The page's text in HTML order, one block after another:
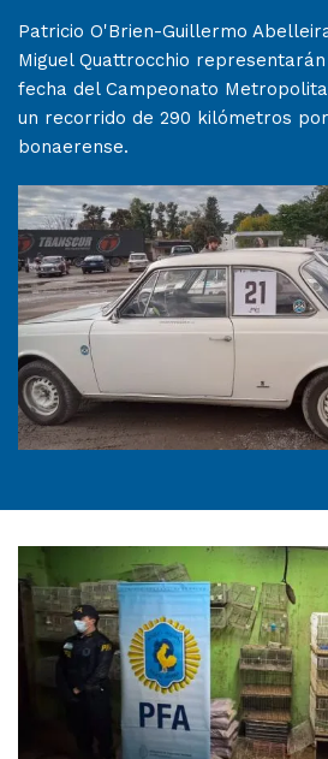
Patricio O'Brien-Guillermo
Miguel Quattrocchio
fecha del Campeonato
un recorrido de 290 kilómetros
bonaerense.